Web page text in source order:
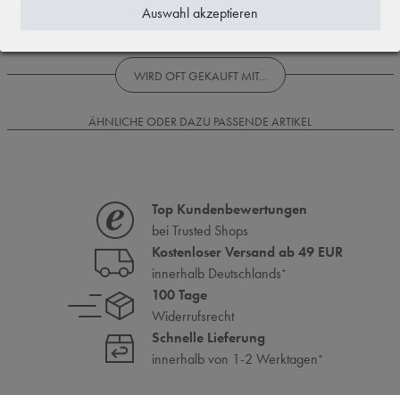
WIRD OFT GEKAUFT MIT...
ÄHNLICHE ODER DAZU PASSENDE ARTIKEL
Top Kundenbewertungen
bei Trusted Shops
Kostenloser Versand ab 49 EUR
innerhalb Deutschlands*
100 Tage
Widerrufsrecht
Schnelle Lieferung
innerhalb von 1-2 Werktagen*
Auswahl akzeptieren